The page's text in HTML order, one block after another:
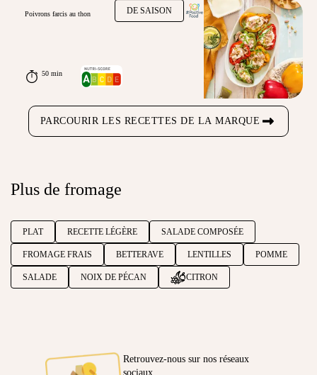
DE SAISON
Poivrons farcis au thon
50 min
PARCOURIR LES RECETTES DE LA MARQUE
Plus de fromage
PLAT RECETTE LÉGÈRE SALADE COMPOSÉE
FROMAGE FRAIS BETTERAVE LENTILLES POMME
SALADE NOIX DE PÉCAN CITRON
Retrouvez-nous sur nos réseaux
sociaux